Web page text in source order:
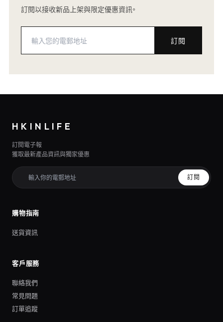
訂閱以接收新品上架與限定優惠資訊。
訂閱
HKINLIFE
訂閱電子報
獲取最新產品資訊與獨家優惠
訂閱
購物指南
送貨資訊
客戶服務
聯絡我們
常見問題
訂單追蹤